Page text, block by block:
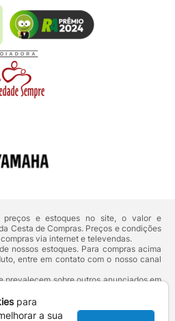
preços e estoques no site, o valor e
Cesta de Compras. Preços e condições
via internet e televendas.
nossos estoques. Para compras acima
entre em contato com o nosso canal
prevalecem sobre outros anunciados em
dados e análises de crédito e risco.
para
a sua